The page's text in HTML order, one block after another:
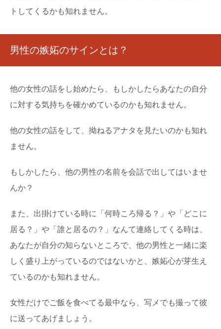
トしてくるかも知れません。
男性の嫉妬のサインとは？
他の女性の話をし始めたら、もしかしたらあなたの自分
に対する気持ちを確かめているのかも知れません。
他の女性の話をして、拗ねるアナタを見たいのかも知れ
ません。
もしかしたら、他の男性の名前を会話で出してはいませ
んか？
また、出掛けている時に「何時ころ帰る？」や「どこに
居る？」や「誰と居るの？」なんて連絡してくる時は、
あなたが自分の知らないところで、他の男性と一緒に楽
しく盛り上がっているのではないかと、嫉妬心が芽生え
ているのかも知れません。
女性だけでご飯を食べてる最中なら、写メでも撮って彼
に送ってあげましょう。